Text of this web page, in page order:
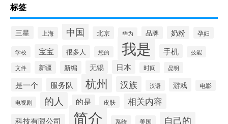
标签
三星 上海 中国 北京 华为 品牌 奶粉 孕妇
学校 宝宝 很多人 您的 我是 手机 技能
文件 新疆 新编 无锡 日本 时间 昆明
是一个 服务队 杭州 汉族 汉语 游戏 电影
电视剧 的人 的是 皮肤 相关内容
科技有限公司 简介 系统 美国 自己的